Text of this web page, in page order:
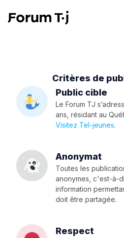
Critères de
Public cible
Le Forum TJ
ans, résidant au
Visitez Tel-jeunes.
Anonymat
Toutes les
anonymes, c'est-à-
information
doit être partagée.
Respect